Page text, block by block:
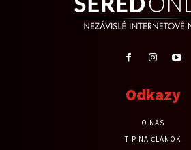
Odkazy
O NÁS
TIP NA ČLÁNOK